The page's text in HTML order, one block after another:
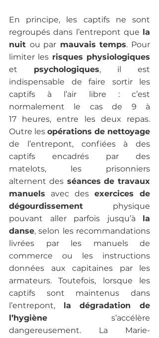
En principe, les captifs ne sont
regroupés dans l’entrepont que la
nuit ou par mauvais temps. Pour
limiter les risques physiologiques
et psychologiques, il est
indispensable de faire sortir les
captifs à l’air libre : c’est
normalement le cas de 9 à
17 heures, entre les deux repas.
Outre les opérations de nettoyage
de l’entrepont, confiées à des
captifs encadrés par des
matelots, les prisonniers
alternent des séances de travaux
manuels avec des exercices de
dégourdissement physique
pouvant aller parfois jusqu’à la
danse, selon les recommandations
livrées par les manuels de
commerce ou les instructions
données aux capitaines par les
armateurs. Toutefois, lorsque les
captifs sont maintenus dans
l’entrepont, la dégradation de
l’hygiène s’accélère
dangereusement. La Marie-